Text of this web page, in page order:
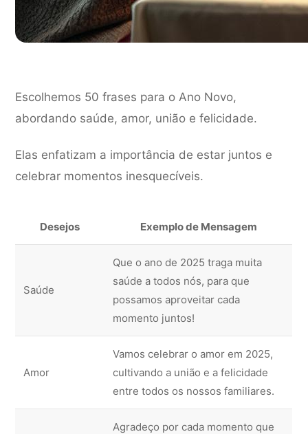
Escolhemos 50 frases para o Ano Novo,
abordando saúde, amor, união e felicidade.
Elas enfatizam a importância de estar juntos e
celebrar momentos inesquecíveis.
Desejos Exemplo de Mensagem
Saúde
Que o ano de 2025 traga muita
saúde a todos nós, para que
possamos aproveitar cada
momento juntos!
Amor
Vamos celebrar o amor em 2025,
cultivando a união e a felicidade
entre todos os nossos familiares.
Agradeço por cada momento que